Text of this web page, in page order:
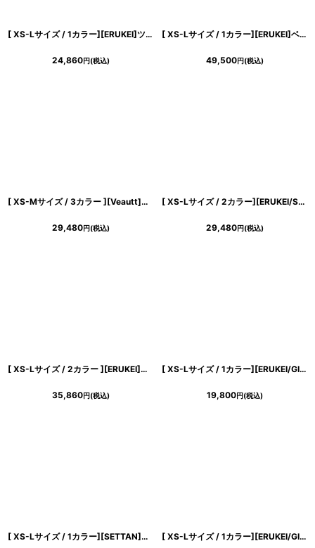
[ XS-Lサイズ / 1カラー][ERUKEI]ツイード・リボン・スパンコール・フレア・Aライン・ノースリーブ・ミニドレス・ワンピース[山崎みどり着用][送料無料] mypk
24,860円(税込)
[ XS-Lサイズ / 1カラー][ERUKEI]ベア・ジャガード・金糸・花柄・Aライン・切替・フレア・ロングドレス[山崎みどり着用][送料無料] mysl
49,500円(税込)
[ XS-Mサイズ / 3カラー ][Veautt]ウエストクロスデザイン・ドレープ・バックオープン ・セパレート・フレア・セミロング丈・ミディアムドレス《送料＆代引き手数料無料》
29,480円(税込)
[ XS-Lサイズ / 2カラー][ERUKEI/SETTAN]花柄・シフォン・ティアードフリル・Aライン・レースポイント・ミディアムドレス・ワンピース[送料無料]
29,480円(税込)
[ XS-Lサイズ / 2カラー ][ERUKEI]花柄・刺繍・チュール・スパンコール・長袖・ロングスリーブ・シアー・マキシ丈・Aライン・フレア・ロングドレス[山崎みどり着用][送料無料] mygr
35,860円(税込)
[ XS-Lサイズ / 1カラー][ERUKEI/GINZA COUTURE]サテン・花柄・プリント・ハイウエスト・レース切替・Aライン・ミディアムドレス・ワンピース[送料無料]
19,800円(税込)
[ XS-Lサイズ / 1カラー][SETTAN]リーフ柄・プリント・シフォン・Vネック・ノースリーブ・Aライン・ロングドレス[送料無料] [ XS-Lサイズ / 1カラー][ERUKEI/GINZA COUTURE]花柄・プリント・ノースリーブ・Aライン・ミディアムドレス・ワンピース[送料無料]